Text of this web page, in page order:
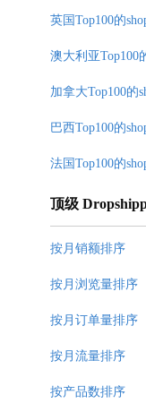
英国Top100的
澳大利亚Top100
加拿大Top100的
巴西Top100的
法国Top100的
顶级
按月销额排序
按月浏览量排序
按月订单量排序
按月流量排序
按产品数排序